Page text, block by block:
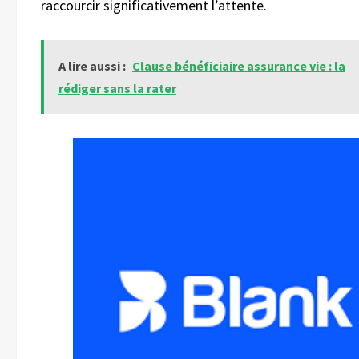
raccourcir significativement l’attente.
A lire aussi : Clause bénéficiaire assurance vie : la
rédiger sans la rater